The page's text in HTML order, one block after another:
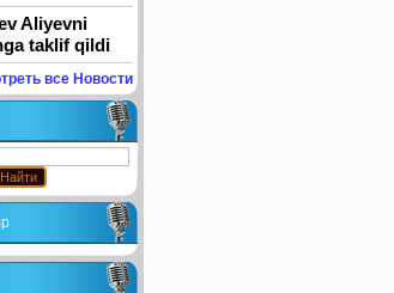
Aliyevni
taklif qildi
все Новости